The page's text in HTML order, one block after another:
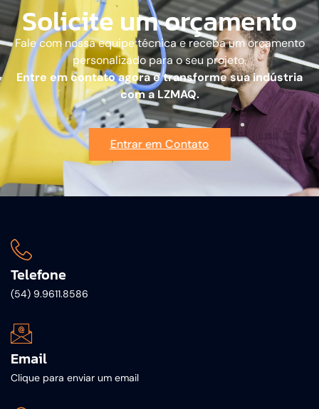
Solicite um orçamento
Fale com nossa equipe técnica e receba um orçamento
personalizado para o seu projeto.
Entre em contato agora e transforme sua indústria
com a LZMAQ.
Entrar em Contato
Telefone
(54) 9.9611.8586
Email
Clique para enviar um email